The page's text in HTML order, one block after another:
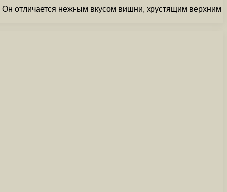
отличается нежным вкусом вишни, хрустящим верхним